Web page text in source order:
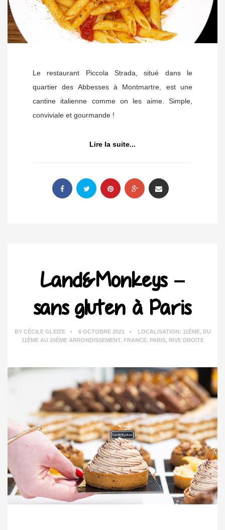
Le restaurant Piccola Strada, situé dans le
quartier des Abbesses à Montmartre, est une
cantine italienne comme on les aime. Simple,
conviviale et gourmande !
Lire la suite...
Land&Monkeys –
sans gluten à Paris
BY CÉCILE GLEIZE 6 OCTOBRE 2021 LOCALISATION: 11ÈME, DU
11ÈME AU 20ÈME ARRONDISSEMENT, FRANCE, PARIS, RIVE DROITE